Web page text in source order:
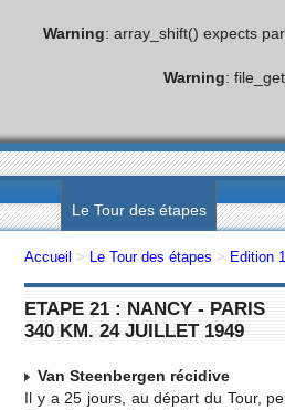
Warning: array_shift() expects
Warning:
Accueil Le Tour des étapes Les
Accueil > Le Tour des étapes > Edition
ETAPE 21 : NANCY - PARIS
340 KM. 24 JUILLET 1949
Van Steenbergen récidive
Il y a 25 jours, au départ du Tour,